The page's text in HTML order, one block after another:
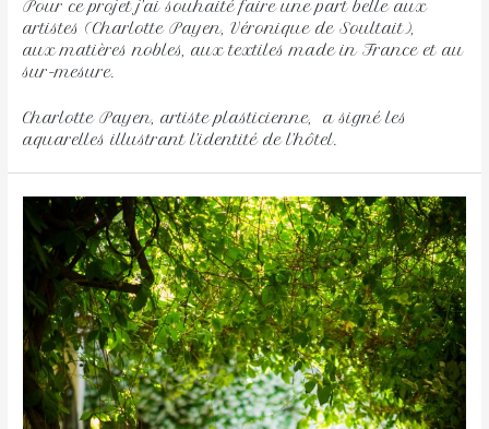
Pour ce projet j’ai souhaité faire une part belle aux
artistes (Charlotte Payen, Véronique de Soultait),
aux matières nobles, aux textiles made in France et au
sur-mesure.
Charlotte Payen, artiste plasticienne, a signé les
aquarelles illustrant l’identité de l’hôtel.